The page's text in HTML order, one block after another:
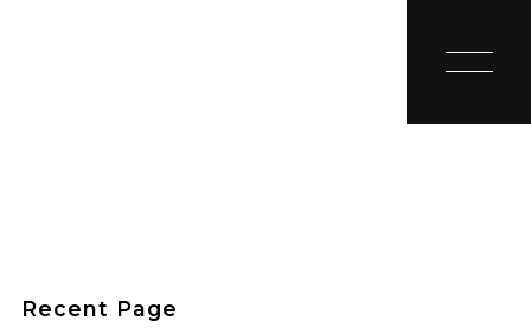
toggle
Recent Page